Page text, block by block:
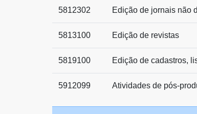
5812302 Edição de jornais não
5813100 Edição de revistas
5819100 Edição de cadastros,
5912099 Atividades de pós-